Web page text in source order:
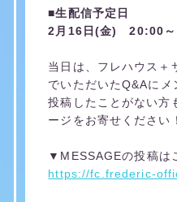
■生配信予定日
2月16日(金) 20:00～
当日は、フレハウス＋
でいただいたQ&Aにメ
投稿したことがない方
ージをお寄せください！
▼MESSAGEの投稿は
https://fc.frederic-